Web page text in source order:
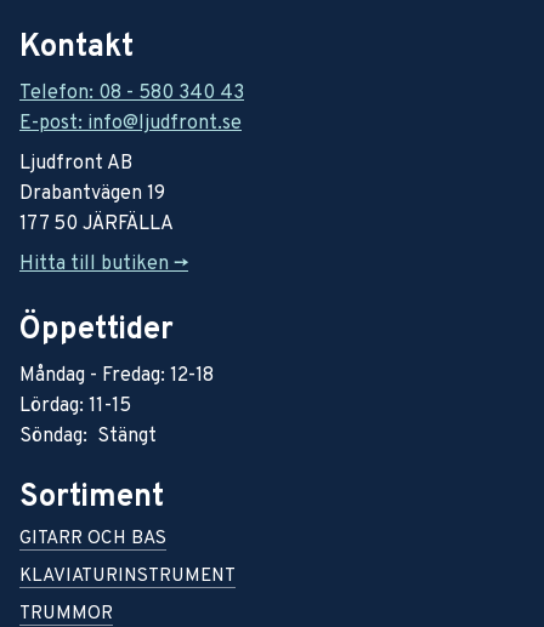
Kontakt
Telefon: 08 - 580 340 43
E-post: info@ljudfront.se
Ljudfront AB
Drabantvägen 19
177 50 JÄRFÄLLA
Hitta till butiken ->
Öppettider
Måndag - Fredag: 12-18
Lördag: 11-15
Söndag: Stängt
Sortiment
GITARR OCH BAS
KLAVIATURINSTRUMENT
TRUMMOR